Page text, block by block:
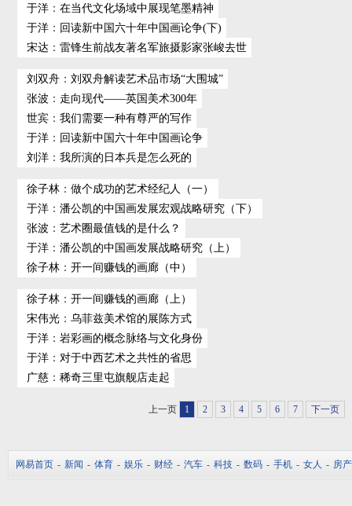
于洋 ： 在当代文化场域中展现笔墨精神
于洋 ： 回读新中国六十年中国画论争(下)
宋达 ： 雷锋生前战友著名军旅摄影家张峻去世
刘双舟 ： 刘双舟解读艺术品市场“大围城”
张波 ： 走向现代——英国美术300年
世宾 ： 我们需要一种有尊严的写作
于洋 ： 回读新中国六十年中国画论争
刘洋 ： 我所演的日本兵是怎么死的
徐子林 ： 做个成功的艺术经纪人（一）
于洋 ： 潘公凯的中国画发展宏观战略研究（下）
张波 ： 艺术圈最值钱的是什么？
于洋 ： 潘公凯的中国画发展战略研究（上）
徐子林 ： 开一间赚钱的画廊（中）
徐子林 ： 开一间赚钱的画廊（上）
宋伟光 ： 乌菲兹美术馆的展陈方式
于洋 ： 岩彩画的概念脉络与文化身份
于洋 ： 对于中西艺术之共性的省思
广慈 ： 稀奇三里屯旗舰店走起
上一页 1 2 3 4 5 6 7 下一页
网易首页 - 新闻 - 体育 - 娱乐 - 财经 - 汽车 - 科技 - 数码 - 手机 - 女人 - 房产